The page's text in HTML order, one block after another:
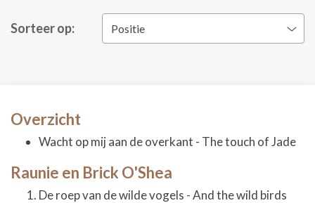
Sorteer op: Positie
Overzicht
Wacht op mij aan de overkant - The touch of Jade
Raunie en Brick O'Shea
De roep van de wilde vogels - And the wild birds